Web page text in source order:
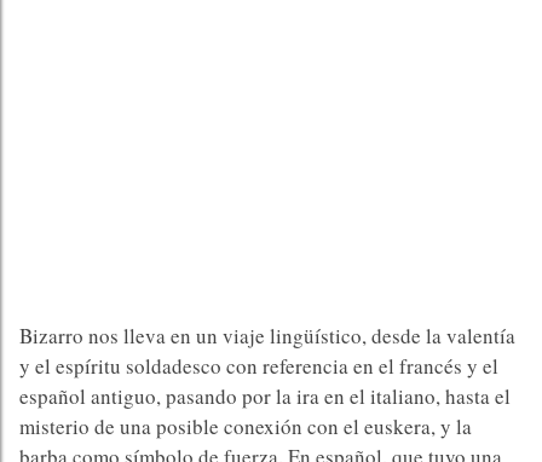
Bizarro nos lleva en un viaje lingüístico, desde la valentía
y el espíritu soldadesco con referencia en el francés y el
español antiguo, pasando por la ira en el italiano, hasta el
misterio de una posible conexión con el euskera, y la